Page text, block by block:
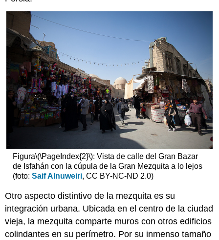
Figura\(\PageIndex{2}\): Vista de calle del Gran Bazar
de Isfahán con la cúpula de la Gran Mezquita a lo lejos
(foto: Saif Alnuweiri, CC BY-NC-ND 2.0)
Otro aspecto distintivo de la mezquita es su
integración urbana. Ubicada en el centro de la ciudad
vieja, la mezquita comparte muros con otros edificios
colindantes en su perímetro. Por su inmenso tamaño